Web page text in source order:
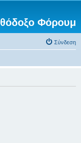
Φόρουμ
Σύνδεση